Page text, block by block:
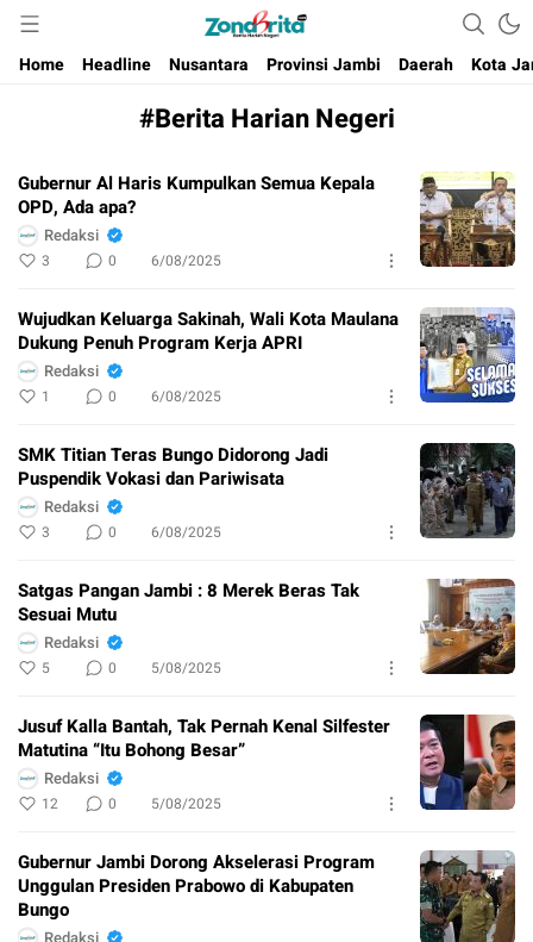
Berita Harian Negeri
Home
Headline Nusantara Provinsi Jambi Daerah Kota
#Berita Harian Negeri
Gubernur Al Haris Kumpulkan Semua Kepala
OPD, Ada apa?
Redaksi
3 0 6/08/2025
Wujudkan Keluarga Sakinah, Wali Kota Maulana
Dukung Penuh Program Kerja APRI
Redaksi
1 0 6/08/2025
SMK Titian Teras Bungo Didorong Jadi
Puspendik Vokasi dan Pariwisata
Redaksi
3 0 6/08/2025
Satgas Pangan Jambi : 8 Merek Beras Tak
Sesuai Mutu
Redaksi
5 0 5/08/2025
Jusuf Kalla Bantah, Tak Pernah Kenal Silfester
Matutina “Itu Bohong Besar”
Redaksi
12 0 5/08/2025
Gubernur Jambi Dorong Akselerasi Program
Unggulan Presiden Prabowo di Kabupaten
Bungo